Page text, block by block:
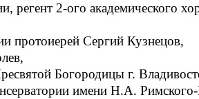
2-ого академического
протоиерей Сергий Кузнецов,
Богородицы г.
имени Н.А.